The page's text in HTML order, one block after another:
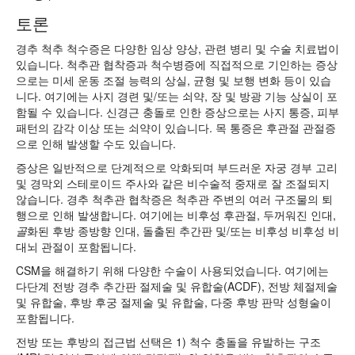
토론
경추 척추 척수증은 다양한 임상 양상, 관련 병리 및 수술 치료법이
있습니다. 척추관 협착증과 척수병증에 직접적으로 기인하는 증상
으로는 미세 운동 조절 능력의 상실, 균형 및 보행 변화 등이 있습
니다. 여기에는 사지 경련 및/또는 쇠약, 장 및 방광 기능 상실이 포
함될 수 있습니다. 신경근 충돌로 인한 증상으로는 사지 통증, 피부
패턴의 감각 이상 또는 쇠약이 있습니다. 목 통증은 후관절 관절증
으로 인해 발생할 수도 있습니다.
증상은 일반적으로 단계적으로 악화되며 부드러운 자궁 경부 고리
및 경막외 스테로이드 주사와 같은 비수술적 중재로 잘 조절되지
않습니다. 경추 척추관 협착증은 척추관 주변의 여러 구조물의 퇴
행으로 인해 발생합니다. 여기에는 비후성 후관절, 두꺼워진 인대,
골화된 후방 종방향 인대, 돌출된 추간판 및/또는 비후성 비후성 비
대뇌 관절이 포함됩니다.
CSM을 해결하기 위해 다양한 수술이 사용되었습니다. 여기에는
다단계 전방 경추 추간판 절제술 및 유합술(ACDF), 전방 체절제술
및 유합술, 후방 후궁 절제술 및 유합술, 다중 후방 판막 성형술이
포함됩니다.
전방 또는 후방의 접근법 선택은 1) 척수 충돌을 유발하는 구조